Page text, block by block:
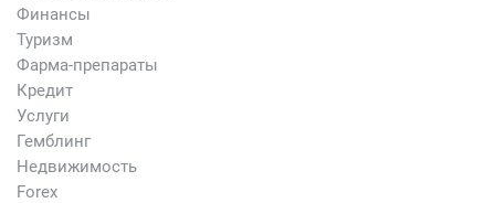
Финансы
Туризм
Фарма-препараты
Кредит
Услуги
Гемблинг
Недвижимость
Forex